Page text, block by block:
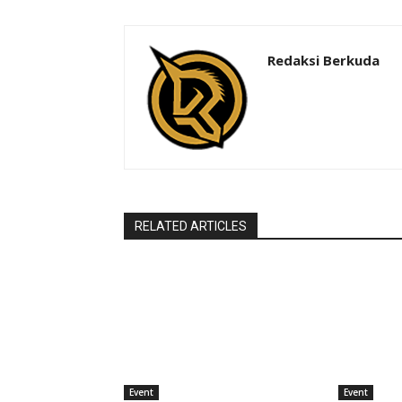
Redaksi Berkuda
RELATED ARTICLES
Event Event